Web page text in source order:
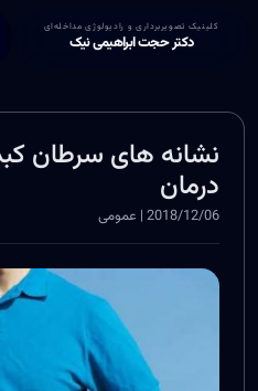
کلینیک تصویربرداری و رادیولوژی مداخله‌ای
دکتر حجت ابراهیمی نیک
نشانه های سرطان
درمان
2018/12/06 | عمومی